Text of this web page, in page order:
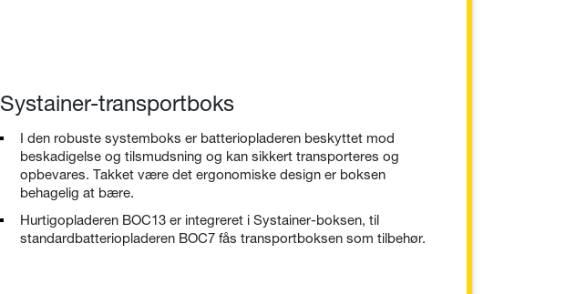
Systainer-transportboks
I den robuste systemboks er batteriopladeren beskyttet mod
beskadigelse og tilsmudsning og kan sikkert transporteres og
opbevares. Takket være det ergonomiske design er boksen
behagelig at bære.
Hurtigopladeren BOC13 er integreret i Systainer-boksen, til
standardbatteriopladeren BOC7 fås transportboksen som tilbehør.